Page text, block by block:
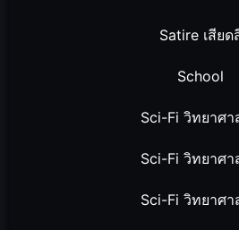
Satire เสียด
School
Sci-Fi วิทยาศา
Sci-Fi วิทยาศา
Sci-Fi วิทยาศา